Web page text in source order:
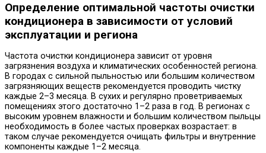
Определение оптимальной частоты очистки
кондиционера в зависимости от условий
эксплуатации и региона
Частота очистки кондиционера зависит от уровня
загрязнения воздуха и климатических особенностей региона.
В городах с сильной пыльностью или большим количеством
загрязняющих веществ рекомендуется проводить чистку
каждые 2–3 месяца. В сухих и регулярно проветриваемых
помещениях этого достаточно 1–2 раза в год. В регионах с
высоким уровнем влажности и большим количеством пыльцы
необходимость в более частых проверках возрастает: в
таком случае рекомендуется очищать фильтры и внутренние
компоненты каждые 1–2 месяца.